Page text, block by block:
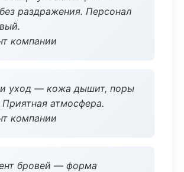
раздражения. Персонал
компании
и уход — кожа дышит, поры
атмосфера.
компании
бровей — форма